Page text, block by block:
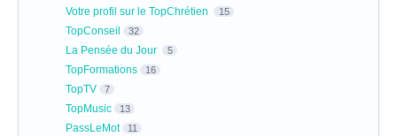
Votre profil sur le TopChrétien 15
TopConseil 32
La Pensée du Jour 5
TopFormations 16
TopTV 7
TopMusic 13
PassLeMot 11